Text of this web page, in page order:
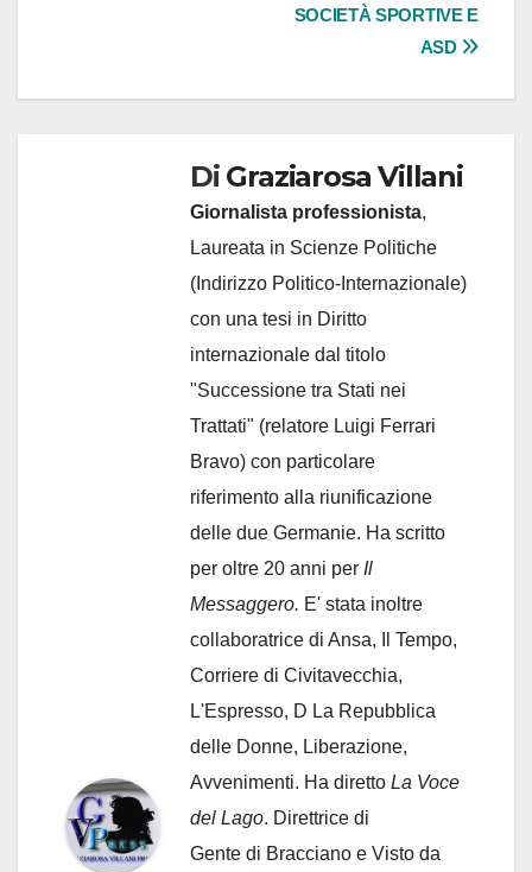
SOCIETÀ SPORTIVE E
ASD
Di Graziarosa Villani
Giornalista professionista,
Laureata in Scienze Politiche
(Indirizzo Politico-Internazionale)
con una tesi in Diritto
internazionale dal titolo
"Successione tra Stati nei
Trattati" (relatore Luigi Ferrari
Bravo) con particolare
riferimento alla riunificazione
delle due Germanie. Ha scritto
per oltre 20 anni per Il
Messaggero. E' stata inoltre
collaboratrice di Ansa, Il Tempo,
Corriere di Civitavecchia,
L'Espresso, D La Repubblica
delle Donne, Liberazione,
Avvenimenti. Ha diretto La Voce
del Lago. Direttrice di
Gente di Bracciano e Visto da